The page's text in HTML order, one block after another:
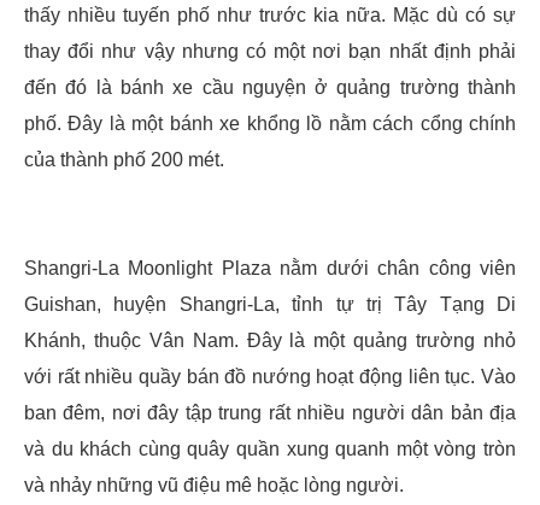
thấy nhiều tuyến phố như trước kia nữa. Mặc dù có sự
thay đổi như vậy nhưng có một nơi bạn nhất định phải
đến đó là bánh xe cầu nguyện ở quảng trường thành
phố. Đây là một bánh xe khổng lồ nằm cách cổng chính
của thành phố 200 mét.
Shangri-La Moonlight Plaza nằm dưới chân công viên
Guishan, huyện Shangri-La, tỉnh tự trị Tây Tạng Di
Khánh, thuộc Vân Nam. Đây là một quảng trường nhỏ
với rất nhiều quầy bán đồ nướng hoạt động liên tục. Vào
ban đêm, nơi đây tập trung rất nhiều người dân bản địa
và du khách cùng quây quần xung quanh một vòng tròn
và nhảy những vũ điệu mê hoặc lòng người.